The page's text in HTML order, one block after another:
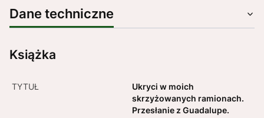
Dane techniczne
Książka
TYTUŁ
Ukryci w moich
skrzyżowanych ramionach.
Przesłanie z Guadalupe.